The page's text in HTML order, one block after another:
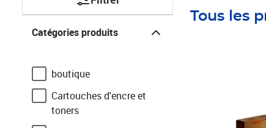
Catégories produits
boutique
Cartouches d'encre et
toners
Tous les